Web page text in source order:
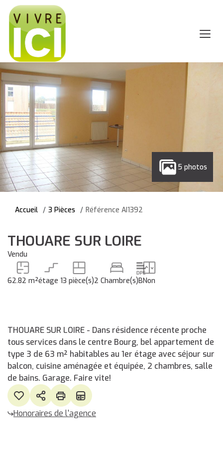
5 photos
Accueil 3 Pièces Référence AI1392
THOUARE SUR LOIRE
Vendu
62.82 m²étage 13 pièce(s)2 Chambre(s)BNon
THOUARE SUR LOIRE - Dans résidence récente proche
tous services dans le centre Bourg, bel appartement de
type 3 de 63 m² habitables au 1er étage avec séjour sur
balcon, cuisine aménagée et équipée, 2 chambres, salle
de bains. Garage. Faire vite!
Honoraires de l'agence